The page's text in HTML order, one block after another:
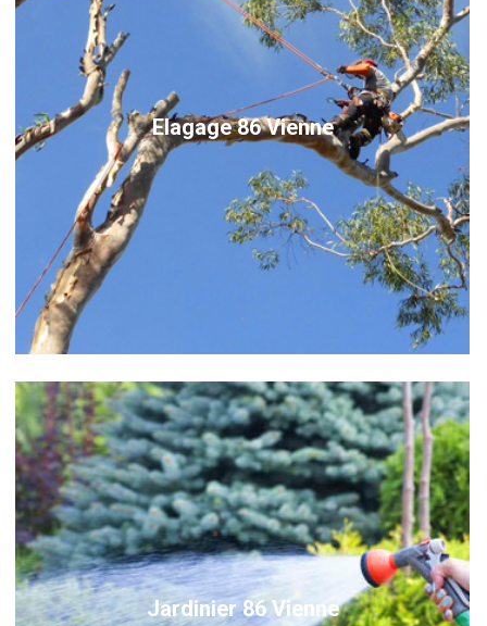
Elagage 86 Vienne
Jardinier 86 Vienne